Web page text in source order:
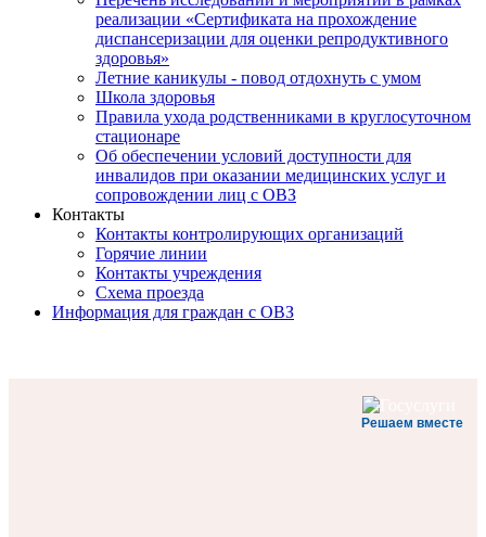
реализации «Сертификата на прохождение
диспансеризации для оценки репродуктивного
здоровья»
Летние каникулы - повод отдохнуть с умом
Школа здоровья
Правила ухода родственниками в круглосуточном
стационаре
Об обеспечении условий доступности для
инвалидов при оказании медицинских услуг и
сопровождении лиц с ОВЗ
Контакты
Контакты контролирующих организаций
Горячие линии
Контакты учреждения
Схема проезда
Информация для граждан с ОВЗ
Решаем вместе